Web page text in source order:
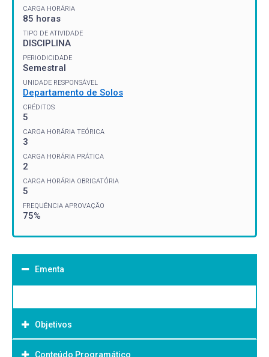
CARGA HORÁRIA
85 horas
TIPO DE ATIVIDADE
DISCIPLINA
PERIODICIDADE
Semestral
UNIDADE RESPONSÁVEL
Departamento de Solos
CRÉDITOS
5
CARGA HORÁRIA TEÓRICA
3
CARGA HORÁRIA PRÁTICA
2
CARGA HORÁRIA OBRIGATÓRIA
5
FREQUÊNCIA APROVAÇÃO
75%
Ementa
Objetivos
Conteúdo Programático